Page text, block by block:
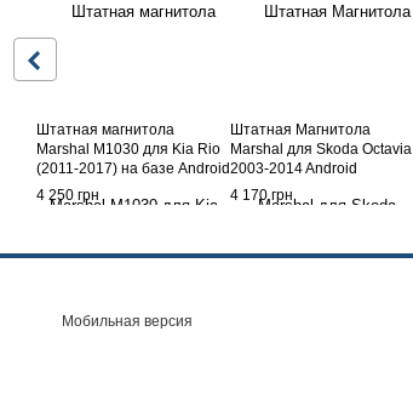
Штатная магнитола
Marshal М1030 для Kia Rio
(2011-2017) на базе Android
4 250 грн
Штатная Магнитола
Marshal для Skoda Octavia
2003-2014 Android
4 170 грн
Мобильная версия